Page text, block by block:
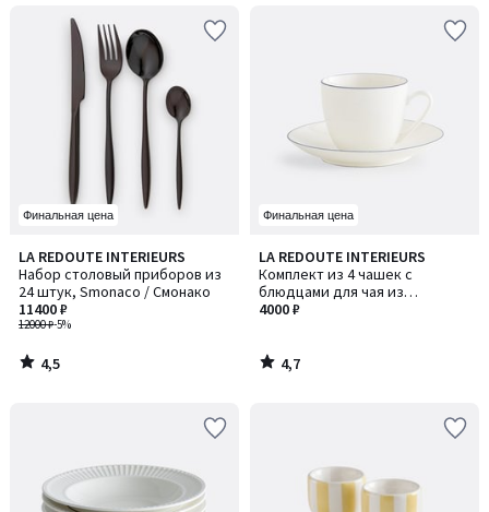
Финальная цена
LA REDOUTE INTERIEURS
Набор столовый приборов из
24 штук, Smonaco / Смонако
12000 ₽-5%
11400 ₽
4,5
/ 5
4,5
/
Финальная цена
LA REDOUTE INTERIEURS
Комплект из 4 чашек с
блюдцами для чая из
фарфора, Malo / Мало
4000 ₽
4,7
/ 5
4,7
/